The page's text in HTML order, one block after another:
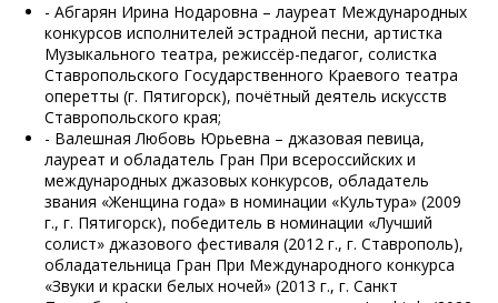
- Абгарян Ирина Нодаровна – лауреат Международных
конкурсов исполнителей эстрадной песни, артистка
Музыкального театра, режиссёр-педагог, солистка
Ставропольского Государственного Краевого театра
оперетты (г. Пятигорск), почётный деятель искусств
Ставропольского края;
- Валешная Любовь Юрьевна – джазовая певица,
лауреат и обладатель Гран При всероссийских и
международных джазовых конкурсов, обладатель
звания «Женщина года» в номинации «Культура» (2009
г., г. Пятигорск), победитель в номинации «Лучший
солист» джазового фестиваля (2012 г., г. Ставрополь),
обладательница Гран При Международного конкурса
«Звуки и краски белых ночей» (2013 г., г. Санкт